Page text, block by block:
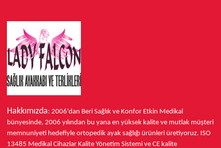
Hakkımızda: 2006'dan Beri Sağlık ve Konfor Etkin Medikal
bünyesinde, 2006 yılından bu yana en yüksek kalite ve mutlak müşteri
memnuniyeti hedefiyle ortopedik ayak sağlığı ürünleri üretiyoruz. ISO
13485 Medikal Cihazlar Kalite Yönetim Sistemi ve CE kalite